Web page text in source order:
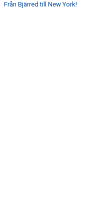
Från Bjärred till New York!